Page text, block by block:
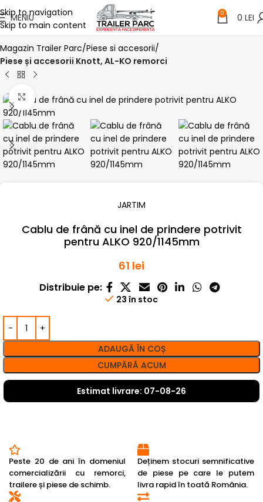
Skip to navigation
Skip to main content
MENIU 0 0 LEI
Magazin Trailer Parc Piese si accesorii
Piese și accesorii Knott, AL-KO remorci
Click pentru a mari
JARTIM
Cablu de frână cu inel de prindere potrivit
pentru ALKO 920/1145mm
61 lei
Distribuie pe:
23 în stoc
ADAUGĂ ÎN COȘ
CUMPĂRĂ ACUM
Estimat livrare: 07-08-26
Peste 20 de ani în domeniul
comercializării cu remorci,
trailere și piese de schimb.
Deținem stocuri semnificative
de piese pe care le putem
livra rapid în toată România.